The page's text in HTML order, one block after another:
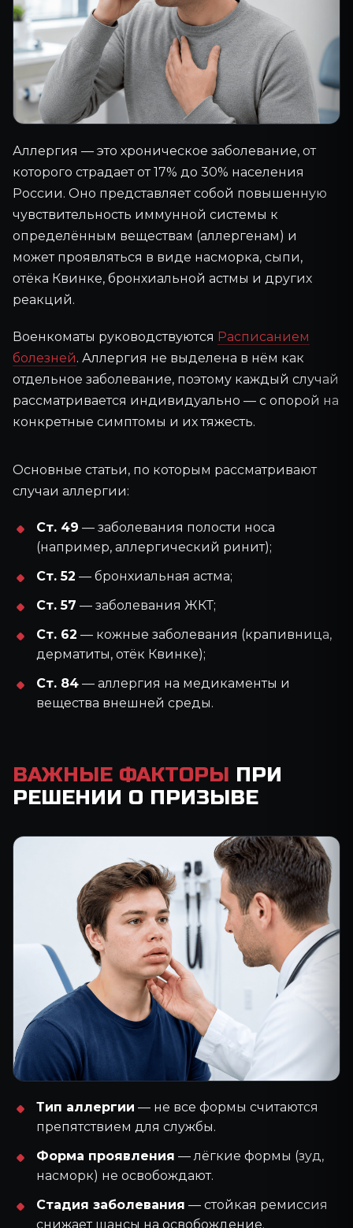
Аллергия — это хроническое заболевание, от
которого страдает от 17% до 30% населения
России. Оно представляет собой повышенную
чувствительность иммунной системы к
определённым веществам (аллергенам) и
может проявляться в виде насморка, сыпи,
отёка Квинке, бронхиальной астмы и других
реакций.
Военкоматы руководствуются Расписанием
болезней. Аллергия не выделена в нём как
отдельное заболевание, поэтому каждый случай
рассматривается индивидуально — с опорой на
конкретные симптомы и их тяжесть.
Основные статьи, по которым рассматривают
случаи аллергии:
Ст. 49 — заболевания полости носа
(например, аллергический ринит);
Ст. 52 — бронхиальная астма;
Ст. 57 — заболевания ЖКТ;
Ст. 62 — кожные заболевания (крапивница,
дерматиты, отёк Квинке);
Ст. 84 — аллергия на медикаменты и
вещества внешней среды.
ВАЖНЫЕ ФАКТОРЫ ПРИ
РЕШЕНИИ О ПРИЗЫВЕ
Тип аллергии — не все формы считаются
препятствием для службы.
Форма проявления — лёгкие формы (зуд,
насморк) не освобождают.
Стадия заболевания — стойкая ремиссия
снижает шансы на освобождение.